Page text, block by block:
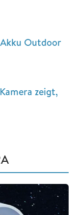
Outdoor
zeigt,